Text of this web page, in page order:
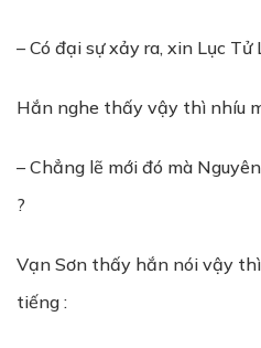
– Có đại sự xảy ra, xin Lục
Hắn nghe thấy vậy thì nhíu
– Chẳng lẽ mới đó mà
?
Vạn Sơn thấy hắn nói vậy
tiếng :